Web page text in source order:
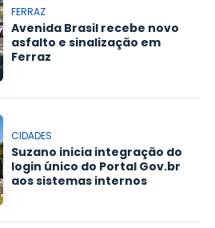
FERRAZ
Avenida Brasil recebe novo
asfalto e sinalização em
Ferraz
CIDADES
Suzano inicia integração do
login único do Portal Gov.br
aos sistemas internos